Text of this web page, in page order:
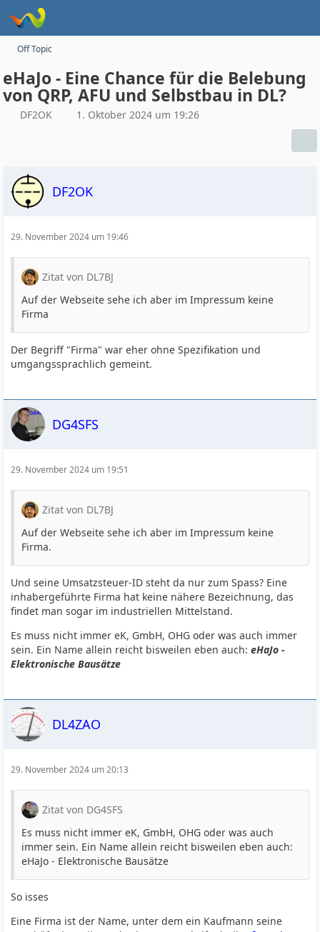
Off Topic
eHaJo - Eine Chance für die Belebung
von QRP, AFU und Selbstbau in DL?
DF2OK 1. Oktober 2024 um 19:26
DF2OK
29. November 2024 um 19:46
Zitat von DL7BJ
Auf der Webseite sehe ich aber im Impressum keine
Firma
Der Begriff "Firma" war eher ohne Spezifikation und
umgangssprachlich gemeint.
DG4SFS
29. November 2024 um 19:51
Zitat von DL7BJ
Auf der Webseite sehe ich aber im Impressum keine
Firma.
Und seine Umsatzsteuer-ID steht da nur zum Spass? Eine
inhabergeführte Firma hat keine nähere Bezeichnung, das
findet man sogar im industriellen Mittelstand.
Es muss nicht immer eK, GmbH, OHG oder was auch immer
sein. Ein Name allein reicht bisweilen eben auch:eHaJo -
Elektronische Bausätze
DL4ZAO
29. November 2024 um 20:13
Zitat von DG4SFS
Es muss nicht immer eK, GmbH, OHG oder was auch
immer sein. Ein Name allein reicht bisweilen eben auch:
eHaJo - Elektronische Bausätze
So isses
Eine Firma ist der Name, unter dem ein Kaufmann seine